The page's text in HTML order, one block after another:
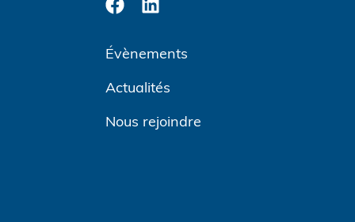
Évènements
Actualités
Nous rejoindre